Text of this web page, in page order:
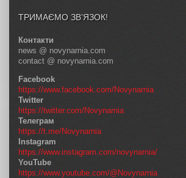
ТРИМАЄМО ЗВ’ЯЗОК!
Контакти
news @ novynarnia.com
contact @ novynarnia.com
Facebook
https://www.facebook.com/Novynarnia
Twitter
https://twitter.com/Novynarnia
Телеграм
https://t.me/Novynarnia
Instagram
https://www.instagram.com/novynarnia/
YouTube
https://www.youtube.com/@Novynarnia